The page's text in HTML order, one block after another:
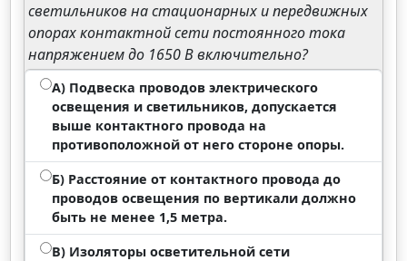
светильников на стационарных и передвижных
опорах контактной сети постоянного тока
напряжением до 1650 В включительно?
А) Подвеска проводов электрического
освещения и светильников, допускается
выше контактного провода на
противоположной от него стороне опоры.
Б) Расстояние от контактного провода до
проводов освещения по вертикали должно
быть не менее 1,5 метра.
В) Изоляторы осветительной сети